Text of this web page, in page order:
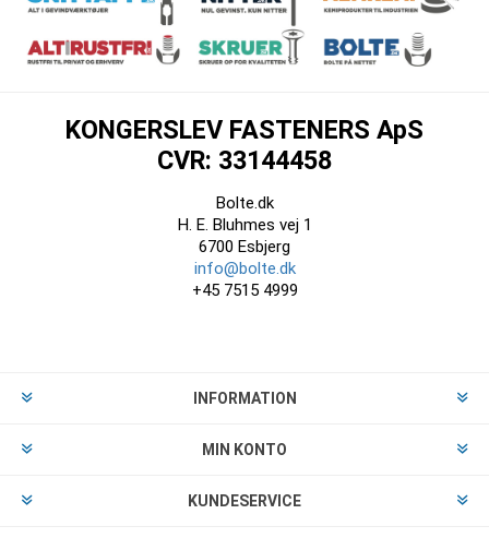
KONGERSLEV FASTENERS ApS
CVR: 33144458
Bolte.dk
H. E. Bluhmes vej 1
6700 Esbjerg
info@bolte.dk
+45 7515 4999
INFORMATION
MIN KONTO
KUNDESERVICE